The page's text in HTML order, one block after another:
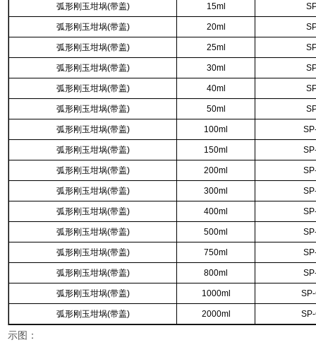
弧形刚玉坩埚(带盖) 15ml
弧形刚玉坩埚(带盖) 20ml
弧形刚玉坩埚(带盖) 25ml
弧形刚玉坩埚(带盖) 30ml
弧形刚玉坩埚(带盖) 40ml
弧形刚玉坩埚(带盖) 50ml
弧形刚玉坩埚(带盖) 100ml
弧形刚玉坩埚(带盖) 150ml
弧形刚玉坩埚(带盖) 200ml
弧形刚玉坩埚(带盖) 300ml
弧形刚玉坩埚(带盖) 400ml
弧形刚玉坩埚(带盖) 500ml
弧形刚玉坩埚(带盖) 750ml
弧形刚玉坩埚(带盖) 800ml
弧形刚玉坩埚(带盖) 1000ml
弧形刚玉坩埚(带盖) 2000ml
示图：